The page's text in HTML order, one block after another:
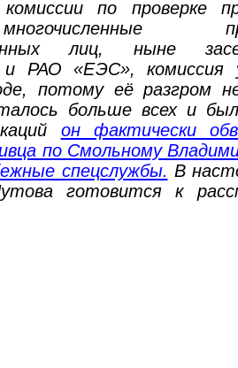
по проверке
лиц, ныне
и РАО «ЕЭС», комиссия
потому её разгром
больше всех и
он фактически
по Смольному
спецслужбы. В
готовится к